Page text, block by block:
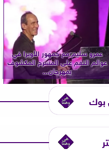
عمرو سليم مع جمهور الأوبرا في
عوالم النغم على المسرح المكشوف
بمهرجان...
بوك